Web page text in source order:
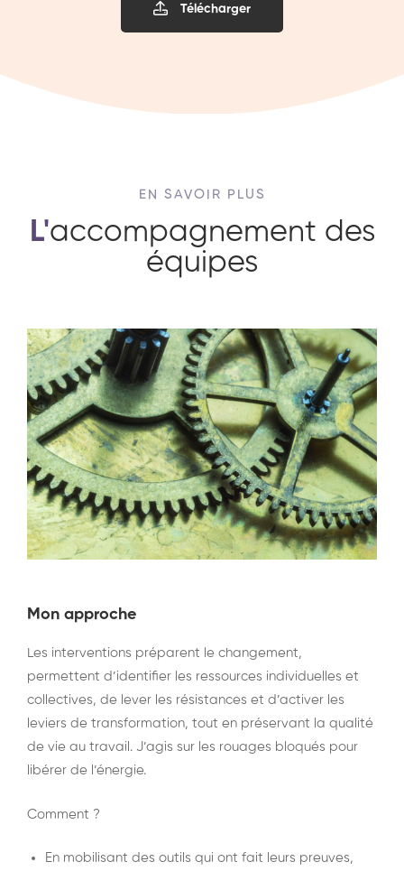
Télécharger
EN SAVOIR PLUS
L'accompagnement des
équipes
Mon approche
Les interventions préparent le changement,
permettent d’identifier les ressources individuelles et
collectives, de lever les résistances et d’activer les
leviers de transformation, tout en préservant la qualité
de vie au travail. J’agis sur les rouages bloqués pour
libérer de l’énergie.
Comment ?
En mobilisant des outils qui ont fait leurs preuves,